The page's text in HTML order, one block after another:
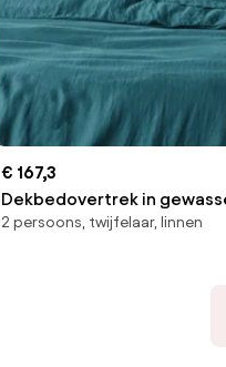
€ 167,3
Dekbedovertrek in
Linot
2 persoons, twijfelaar, linnen